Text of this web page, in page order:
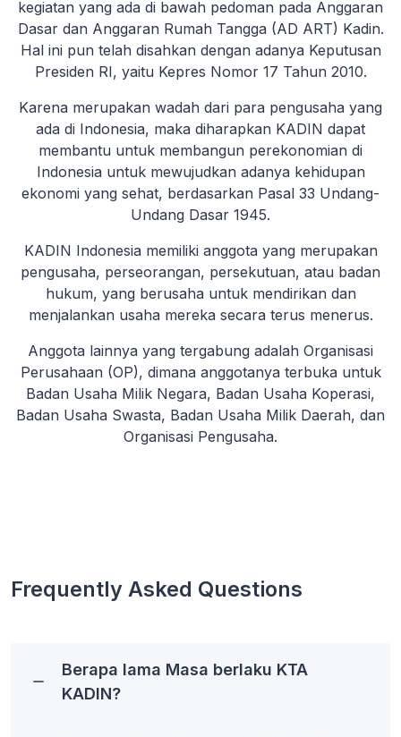
kegiatan yang ada di bawah pedoman pada Anggaran
Dasar dan Anggaran Rumah Tangga (AD ART) Kadin.
Hal ini pun telah disahkan dengan adanya Keputusan
Presiden RI, yaitu Kepres Nomor 17 Tahun 2010.
Karena merupakan wadah dari para pengusaha yang
ada di Indonesia, maka diharapkan KADIN dapat
membantu untuk membangun perekonomian di
Indonesia untuk mewujudkan adanya kehidupan
ekonomi yang sehat, berdasarkan Pasal 33 Undang-
Undang Dasar 1945.
KADIN Indonesia memiliki anggota yang merupakan
pengusaha, perseorangan, persekutuan, atau badan
hukum, yang berusaha untuk mendirikan dan
menjalankan usaha mereka secara terus menerus.
Anggota lainnya yang tergabung adalah Organisasi
Perusahaan (OP), dimana anggotanya terbuka untuk
Badan Usaha Milik Negara, Badan Usaha Koperasi,
Badan Usaha Swasta, Badan Usaha Milik Daerah, dan
Organisasi Pengusaha.
Frequently Asked Questions
Berapa lama Masa berlaku KTA
KADIN?